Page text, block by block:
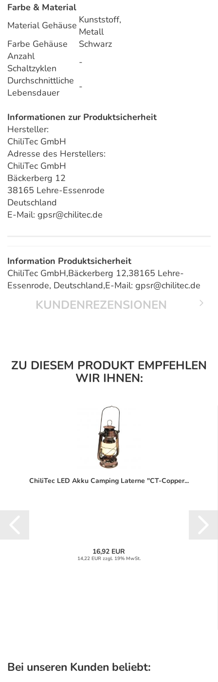
Farbe & Material
Material Gehäuse Kunststoff,
Metall
Farbe Gehäuse
Schwarz
Anzahl
Schaltzyklen
-
Durchschnittliche
Lebensdauer
-
Informationen zur Produktsicherheit
Hersteller:
ChiliTec GmbH
Adresse des Herstellers:
ChiliTec GmbH
Bäckerberg 12
38165 Lehre-Essenrode
Deutschland
E-Mail: gpsr@chilitec.de
Information Produktsicherheit
ChiliTec GmbH,Bäckerberg 12,38165 Lehre-
Essenrode, Deutschland,E-Mail: gpsr@chilitec.de
KUNDENREZENSIONEN
ZU DIESEM PRODUKT EMPFEHLEN
WIR IHNEN:
ChiliTec LED Akku Camping Laterne "CT-Copper...
16,92 EUR
14,22 EUR zzgl. 19% MwSt.
Bei unseren Kunden beliebt: